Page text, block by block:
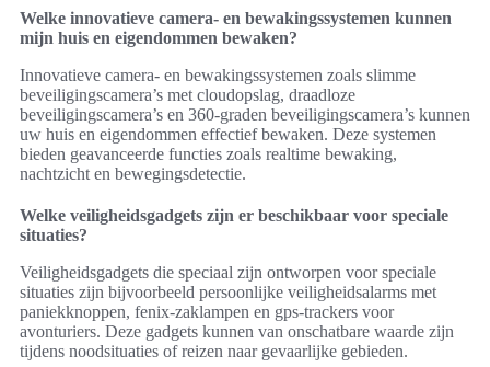
Welke innovatieve camera- en bewakingssystemen kunnen
mijn huis en eigendommen bewaken?
Innovatieve camera- en bewakingssystemen zoals slimme
beveiligingscamera’s met cloudopslag, draadloze
beveiligingscamera’s en 360-graden beveiligingscamera’s kunnen
uw huis en eigendommen effectief bewaken. Deze systemen
bieden geavanceerde functies zoals realtime bewaking,
nachtzicht en bewegingsdetectie.
Welke veiligheidsgadgets zijn er beschikbaar voor speciale
situaties?
Veiligheidsgadgets die speciaal zijn ontworpen voor speciale
situaties zijn bijvoorbeeld persoonlijke veiligheidsalarms met
paniekknoppen, fenix-zaklampen en gps-trackers voor
avonturiers. Deze gadgets kunnen van onschatbare waarde zijn
tijdens noodsituaties of reizen naar gevaarlijke gebieden.